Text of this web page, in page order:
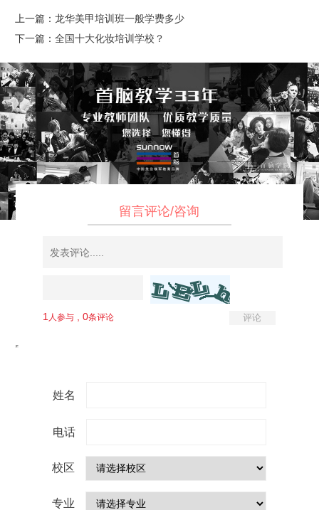
上一篇： 龙华美甲培训班一般学费多少
下一篇： 全国十大化妆培训学校？
留言评论/咨询
姓名
电话
校区
专业